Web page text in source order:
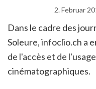
2. Februar
Dans le cadre des
Soleure, infoclio.ch a
de l'accès et de
cinématographiques.